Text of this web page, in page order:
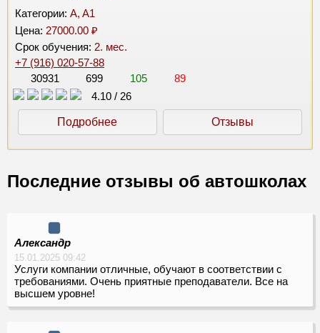
Категории: A, A1
Цена: 27000.00 ₽
Срок обучения: 2. мес.
+7 (916) 020-57-88
30931
699 105
89
4.10 / 26
Подробнее Отзывы
Последние отзывы об автошколах
Александр
15.01.2025 09:42
Услуги компании отличные, обучают в соответствии с
требованиями. Очень приятные преподаватели. Все на
высшем уровне!